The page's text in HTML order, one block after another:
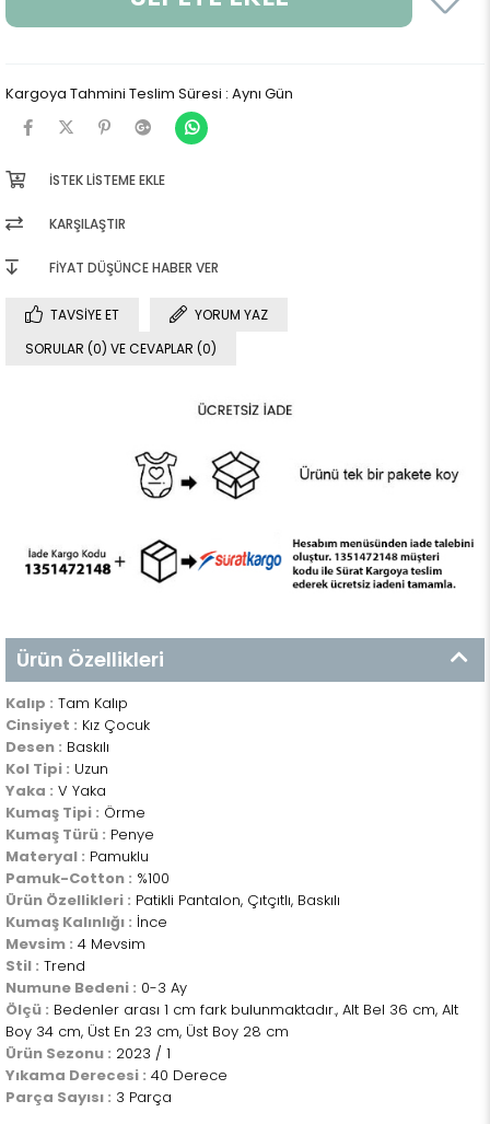
Kargoya Tahmini Teslim Süresi : Aynı Gün
İSTEK LISTEME EKLE
KARŞILAŞTIR
FIYAT DÜŞÜNCE HABER VER
TAVSIYE ET
YORUM YAZ
SORULAR (0) VE CEVAPLAR (0)
Ürün Özellikleri
Kalıp : Tam Kalıp
Cinsiyet : Kız Çocuk
Desen : Baskılı
Kol Tipi : Uzun
Yaka : V Yaka
Kumaş Tipi : Örme
Kumaş Türü : Penye
Materyal : Pamuklu
Pamuk-Cotton : %100
Ürün Özellikleri : Patikli Pantalon, Çıtçıtlı, Baskılı
Kumaş Kalınlığı : İnce
Mevsim : 4 Mevsim
Stil : Trend
Numune Bedeni : 0-3 Ay
Ölçü : Bedenler arası 1 cm fark bulunmaktadır., Alt Bel 36 cm, Alt
Boy 34 cm, Üst En 23 cm, Üst Boy 28 cm
Ürün Sezonu : 2023 / 1
Yıkama Derecesi : 40 Derece
Parça Sayısı : 3 Parça